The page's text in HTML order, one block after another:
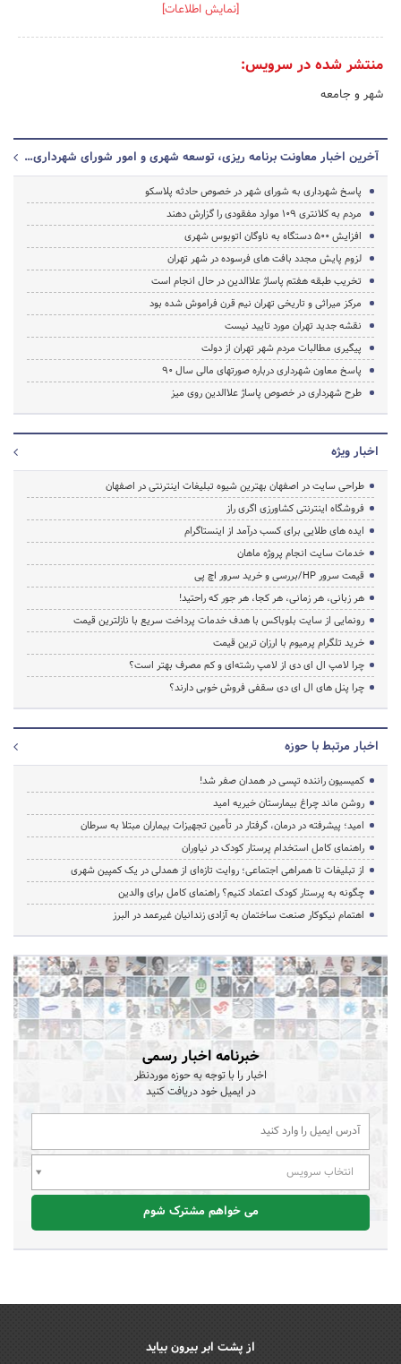
[نمایش اطلاعات]
منتشر شده در سرویس:
شهر و جامعه
آخرین اخبار معاونت برنامه ریزی، توسعه شهری و امور شورای شهرداری تهران
پاسخ شهرداری به شورای شهر در خصوص حادثه پلاسکو
مردم به کلانتری 109 موارد مفقودی را گزارش دهند
افزایش 500 دستگاه به ناوگان اتوبوس شهری
لزوم پایش مجدد بافت های فرسوده در شهر تهران
تخریب طبقه هفتم پاساژ علاالدین در حال انجام است
مرکز میراثی و تاریخی تهران نیم قرن فراموش شده بود
نقشه جدید تهران مورد تایید نیست
پیگیری مطالبات مردم شهر تهران از دولت
پاسخ معاون شهرداری درباره صورتهای مالی سال 90
طرح شهرداری در خصوص پاساژ علاالدین روی میز
اخبار ویژه
طراحی سایت در اصفهان بهترین شیوه تبلیغات اینترنتی در اصفهان
فروشگاه اینترنتی کشاورزی اگری راز
ایده های طلایی برای کسب درآمد از اینستاگرام
خدمات سایت انجام پروژه ماهان
قیمت سرور HP/بررسی و خرید سرور اچ پی
هر زبانی، هر زمانی، هر کجا، هر جور که راحتید!
رونمایی از سایت بلوباکس با هدف خدمات پرداخت سریع با نازلترین قیمت
خرید تلگرام پرمیوم با ارزان ترین قیمت
چرا لامپ ال ای دی از لامپ رشته‌ای و کم مصرف بهتر است؟
چرا پنل های ال ای دی سقفی فروش خوبی دارند؟
اخبار مرتبط با حوزه
کمیسیون راننده تپسی در همدان صفر شد!
روشن ماند چراغ بیمارستان خیریه امید
امید؛ پیشرفته در درمان، گرفتار در تأمین تجهیزات بیماران مبتلا به سرطان
راهنمای کامل استخدام پرستار کودک در نیاوران
از تبلیغات تا همراهی اجتماعی؛ روایت تازه‌ای از همدلی در یک کمپین شهری
چگونه به پرستار کودک اعتماد کنیم؟ راهنمای کامل برای والدین
اهتمام نیکوکار صنعت ساختمان به آزادی زندانیان غیرعمد در البرز
خبرنامه اخبار رسمی
اخبار را با توجه به حوزه موردنظر
در ایمیل خود دریافت کنید
انتخاب سرویس
می خواهم مشترک شوم
از پشت ابر بیرون بیاید